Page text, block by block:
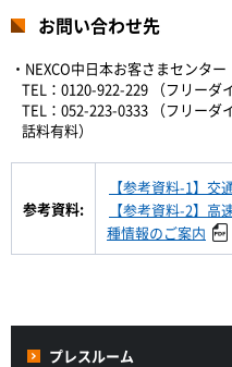
お問い合わせ先
・NEXCO中日本お客さまセンター
TEL：0120-922-229 （フリーダ
TEL：052-223-0333 （フリーダ
話料有料）
参考資料:
【参考資料-1】交
【参考資料-2】
種情報のご案内
プレスルーム